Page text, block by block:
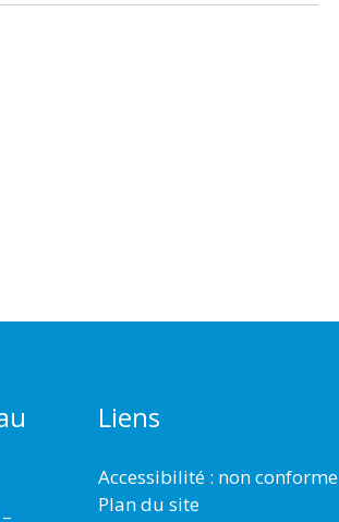
Liens
Accessibilité : non conforme
Plan du site